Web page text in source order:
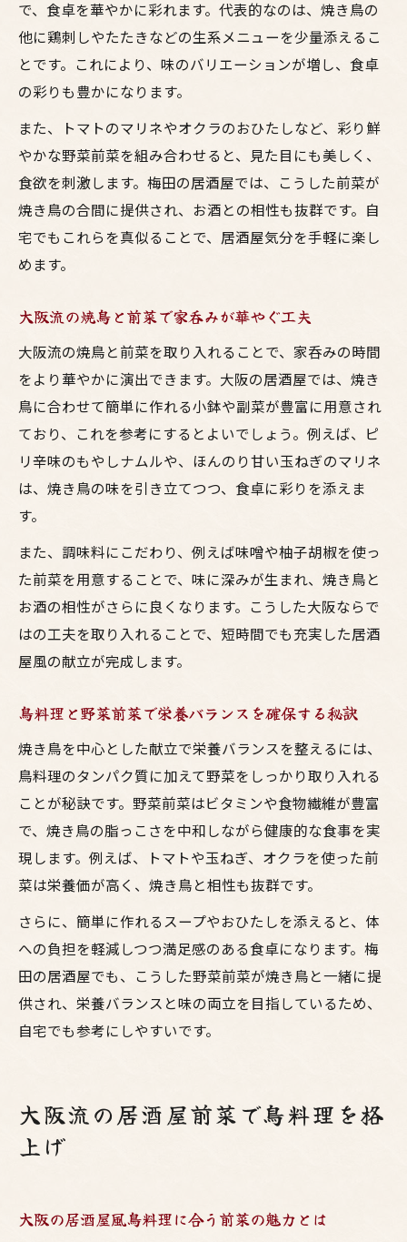
献立に悩む夜も時短前菜で満足度アップ
焼き鳥の夜におすすめの時短前菜レシピ集
居酒屋気分を時短で楽しむ梅田流おつまみ
大阪風の鳥料理前菜で満足度を高める方法
お酒と一緒に味わう簡単焼鳥前菜の工夫ポ
イント
鳥料理と時短前菜で忙しい夕飯も華やかに
鳥料理をおしゃれに楽しむ梅田の知恵
げ
鳥料理とお酒を楽しむ居酒屋風前菜の工夫
大阪の知恵を活かした焼鳥前菜で食卓を演
出
焼鳥に合うスタイリッシュな副菜選びの極
意
で、食卓を華やかに彩れます。代表的なのは、焼き鳥の
他に鶏刺しやたたきなどの生系メニューを少量添えるこ
とです。これにより、味のバリエーションが増し、食卓
の彩りも豊かになります。
また、トマトのマリネやオクラのおひたしなど、彩り鮮
やかな野菜前菜を組み合わせると、見た目にも美しく、
食欲を刺激します。梅田の居酒屋では、こうした前菜が
焼き鳥の合間に提供され、お酒との相性も抜群です。自
宅でもこれらを真似ることで、居酒屋気分を手軽に楽し
めます。
大阪流の焼鳥と前菜で家呑みが華やぐ工夫
大阪流の焼鳥と前菜を取り入れることで、家呑みの時間
をより華やかに演出できます。大阪の居酒屋では、焼き
鳥に合わせて簡単に作れる小鉢や副菜が豊富に用意され
ており、これを参考にするとよいでしょう。例えば、ピ
リ辛味のもやしナムルや、ほんのり甘い玉ねぎのマリネ
は、焼き鳥の味を引き立てつつ、食卓に彩りを添えま
す。
また、調味料にこだわり、例えば味噌や柚子胡椒を使っ
た前菜を用意することで、味に深みが生まれ、焼き鳥と
お酒の相性がさらに良くなります。こうした大阪ならで
はの工夫を取り入れることで、短時間でも充実した居酒
屋風の献立が完成します。
鳥料理と野菜前菜で栄養バランスを確保する秘訣
焼き鳥を中心とした献立で栄養バランスを整えるには、
鳥料理のタンパク質に加えて野菜をしっかり取り入れる
ことが秘訣です。野菜前菜はビタミンや食物繊維が豊富
で、焼き鳥の脂っこさを中和しながら健康的な食事を実
現します。例えば、トマトや玉ねぎ、オクラを使った前
菜は栄養価が高く、焼き鳥と相性も抜群です。
さらに、簡単に作れるスープやおひたしを添えると、体
への負担を軽減しつつ満足感のある食卓になります。梅
田の居酒屋でも、こうした野菜前菜が焼き鳥と一緒に提
供され、栄養バランスと味の両立を目指しているため、
自宅でも参考にしやすいです。
大阪流の居酒屋前菜で鳥料理を格
上げ
大阪の居酒屋風鳥料理に合う前菜の魅力とは